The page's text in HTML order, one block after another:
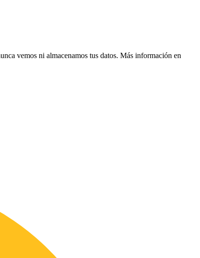
vemos ni almacenamos tus datos. Más información en